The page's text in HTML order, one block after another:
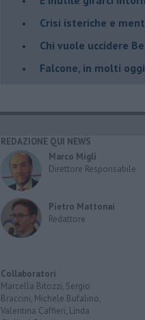
Crisi isteriche e
Chi vuole uccidere
Falcone, in molti
REDAZIONE QUI NEWS
Marco Migli
Direttore Responsabile
Pietro Mattonai
Redattore
Collaboratori
Marcella Bitozzi, Sergio
Braccini, Michele Bufalino,
Valentina Caffieri, Linda